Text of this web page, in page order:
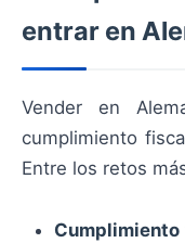
entrar en
Vender en
cumplimiento
Entre los retos
Cumplimiento